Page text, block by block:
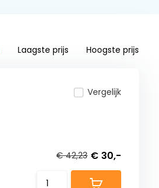
Laagste prijs Hoogste prijs
Vergelijk
€ 42,23 € 30,-